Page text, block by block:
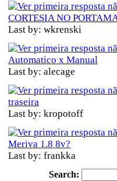
CORTESIA NO
Last by: wkrenski
Automatico x Manual
Last by: alecage
traseira
Last by: kropotoff
Meriva 1.8 8v?
Last by: frankka
Search: